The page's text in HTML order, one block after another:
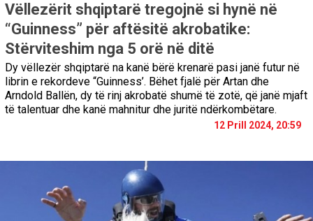
Vëllezërit shqiptarë tregojnë si hynë në
“Guinness” për aftësitë akrobatike:
Stërviteshim nga 5 orë në ditë
Dy vëllezër shqiptarë na kanë bërë krenarë pasi janë futur në
librin e rekordeve “Guinness’. Bëhet fjalë për Artan dhe
Arndold Ballën, dy të rinj akrobatë shumë të zotë, që janë mjaft
të talentuar dhe kanë mahnitur dhe juritë ndërkombëtare.
12 Prill 2024, 20:59